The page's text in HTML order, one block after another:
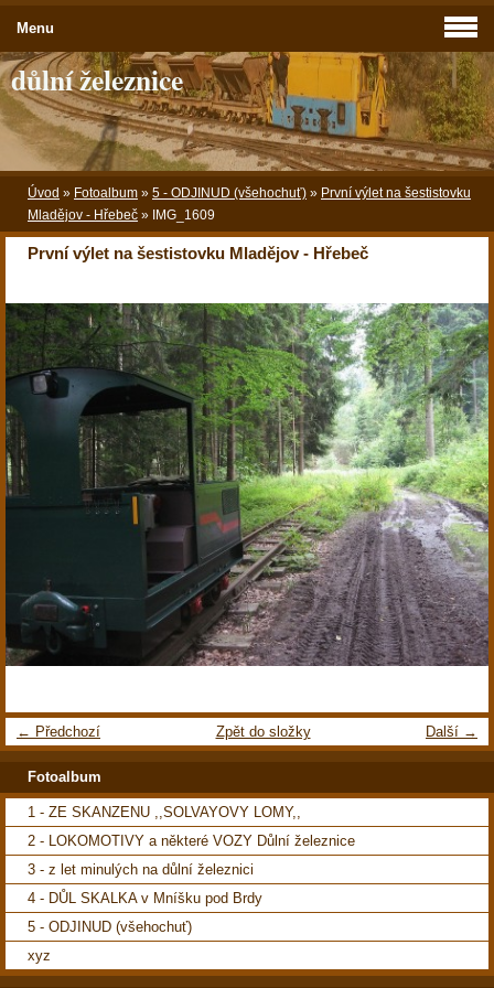
důlní železnice
Úvod » Fotoalbum » 5 - ODJINUD (všehochuť) » První výlet na šestistovku
Mladějov - Hřebeč » IMG_1609
První výlet na šestistovku Mladějov - Hřebeč
← Předchozí Další →
Zpět do složky
Menu
Fotoalbum
1 - ZE SKANZENU ,,SOLVAYOVY LOMY,,
2 - LOKOMOTIVY a některé VOZY Důlní železnice
3 - z let minulých na důlní železnici
4 - DŮL SKALKA v Mníšku pod Brdy
5 - ODJINUD (všehochuť)
xyz